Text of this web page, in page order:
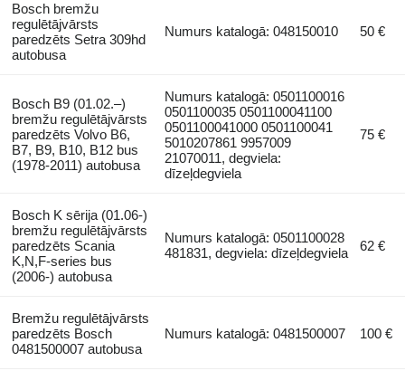
Bosch bremžu
regulētājvārsts
paredzēts Setra 309hd
autobusa
Numurs katalogā: 048150010 50 €
Bosch B9 (01.02.–)
bremžu regulētājvārsts
paredzēts Volvo B6,
B7, B9, B10, B12 bus
(1978-2011) autobusa
Numurs katalogā: 0501100016
0501100035 0501100041100
0501100041000 0501100041
5010207861 9957009
21070011, degviela:
dīzeļdegviela
75 €
Bosch K sērija (01.06-)
bremžu regulētājvārsts
paredzēts Scania
K,N,F-series bus
(2006-) autobusa
Numurs katalogā: 0501100028
481831, degviela: dīzeļdegviela
62 €
Bremžu regulētājvārsts
paredzēts Bosch
0481500007 autobusa
Numurs katalogā: 0481500007 100 €